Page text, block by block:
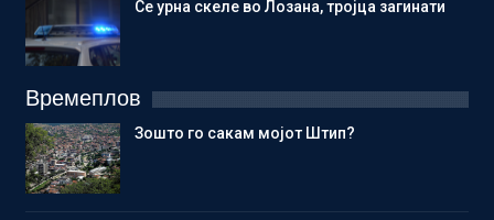
Се урна скеле во Лозана, тројца загинати
Времеплов
Зошто го сакам мојот Штип?